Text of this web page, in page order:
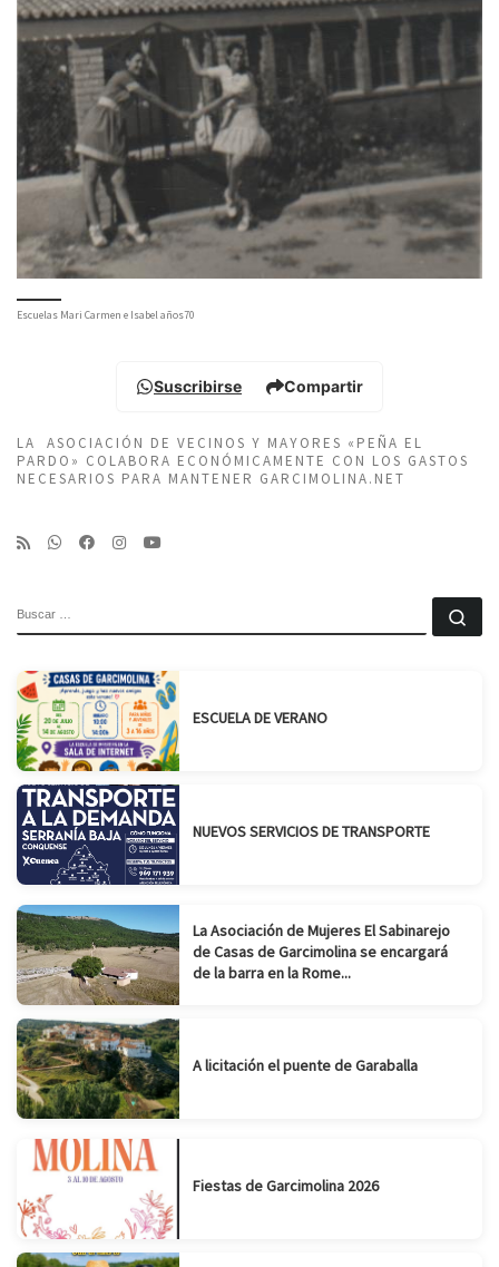
Escuelas Mari Carmen e Isabel años70
Suscribirse Compartir
LA ASOCIACIÓN DE VECINOS Y MAYORES «PEÑA EL
PARDO» COLABORA ECONÓMICAMENTE CON LOS GASTOS
NECESARIOS PARA MANTENER GARCIMOLINA.NET
ESCUELA DE VERANO
NUEVOS SERVICIOS DE TRANSPORTE
La Asociación de Mujeres El Sabinarejo
de Casas de Garcimolina se encargará
de la barra en la Rome...
A licitación el puente de Garaballa
Fiestas de Garcimolina 2026